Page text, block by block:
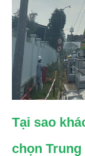
Tại sao
chọn Trung